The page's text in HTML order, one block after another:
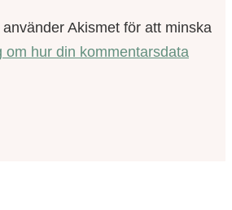
Akismet för att minska
om hur din kommentarsdata